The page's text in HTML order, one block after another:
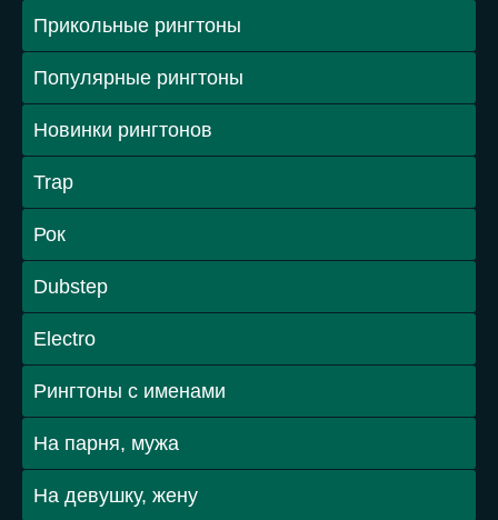
Прикольные рингтоны
Популярные рингтоны
Новинки рингтонов
Trap
Рок
Dubstep
Electro
Рингтоны с именами
На парня, мужа
На девушку, жену